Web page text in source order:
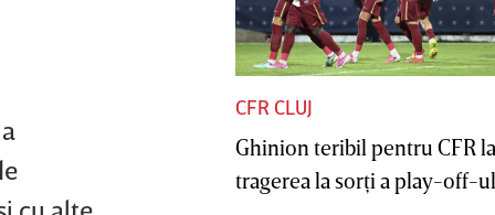
CFR CLUJ
Ghinion teribil pentru CFR la
tragerea la sorţi a play-off-